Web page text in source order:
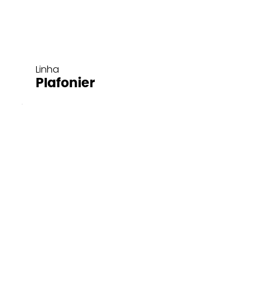
Linha
Plafonier